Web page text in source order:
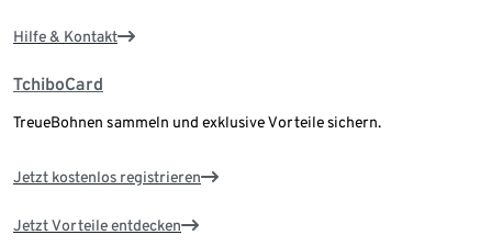
Hilfe & Kontakt
TchiboCard
TreueBohnen sammeln und exklusive Vorteile sichern.
Jetzt kostenlos registrieren
Jetzt Vorteile entdecken